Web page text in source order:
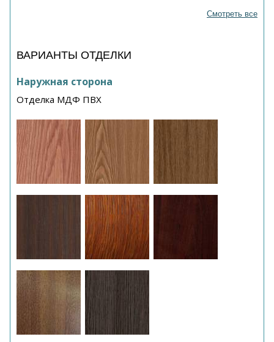
Смотреть все
ВАРИАНТЫ ОТДЕЛКИ
Наружная сторона
Отделка МДФ ПВХ